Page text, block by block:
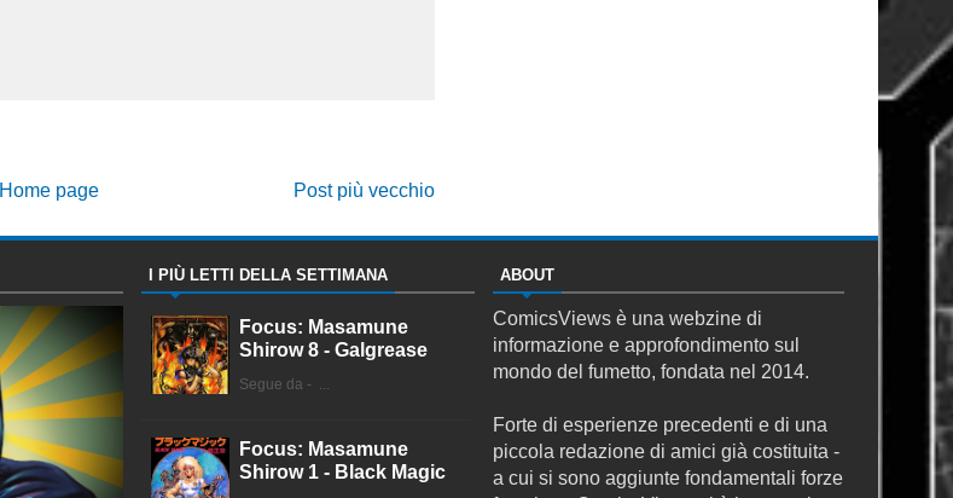
Post più vecchio
Home page
I PIÙ LETTI DELLA SETTIMANA
Focus: Masamune
Shirow 8 - Galgrease
Segue da - ...
Focus: Masamune
Shirow 1 - Black Magic
ABOUT
ComicsViews è una webzine di
informazione e approfondimento sul
mondo del fumetto, fondata nel 2014.
Forte di esperienze precedenti e di una
piccola redazione di amici già costituita -
a cui si sono aggiunte fondamentali forze